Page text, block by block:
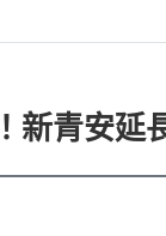
新青安延